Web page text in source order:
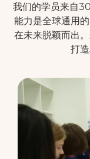
我们的学员来自
能力是全球通用
在未来脱颖而出
打